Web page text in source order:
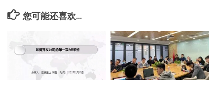
您可能还喜欢...